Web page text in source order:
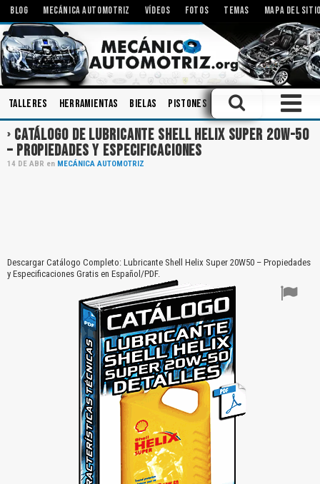
BLOG MECÁNICA AUTOMOTRIZ VÍDEOS FOTOS TEMAS MAPA DEL
Talleres Herramientas Bielas Pistones Motores Eléctricos
CATÁLOGO DE LUBRICANTE SHELL HELIX SUPER 20W-50
– PROPIEDADES Y ESPECIFICACIONES
14 DE ABR en MECÁNICA AUTOMOTRIZ
Descargar Catálogo Completo: Lubricante Shell Helix Super 20W50 – Propiedades
y Especificaciones Gratis en Español/PDF.